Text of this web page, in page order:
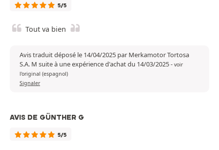
5/5
Tout va bien
Avis traduit déposé le 14/04/2025 par Merkamotor Tortosa
S.A. M suite à une expérience d'achat du 14/03/2025- voir
l'original (espagnol)
Signaler
AVIS DE GÜNTHER G
5/5